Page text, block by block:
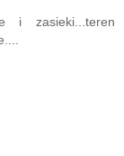
i zasieki...teren